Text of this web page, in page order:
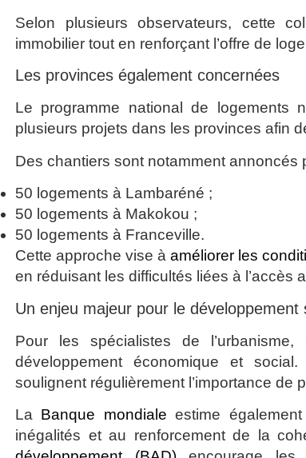
Selon plusieurs observateurs, cette
immobilier tout en renforçant l’offre de
Les provinces également concernées
Le programme national de logements
plusieurs projets dans les provinces afin
Des chantiers sont notamment annoncés
50 logements à Lambaréné ;
50 logements à Makokou ;
50 logements à Franceville.
Cette approche vise àaméliorer les
en réduisant les difficultés liées à l’accès
Un enjeu majeur pour le développement
Pour les spécialistes de l’urbanisme,
développement économique et
soulignent régulièrement l’importance de
La Banque mondiale estime
inégalités et au renforcement de la